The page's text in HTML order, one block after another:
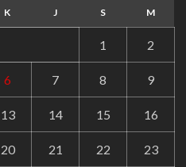
K J S M
1 2
6 7 8 9
13 14 15 16
20 21 22 23